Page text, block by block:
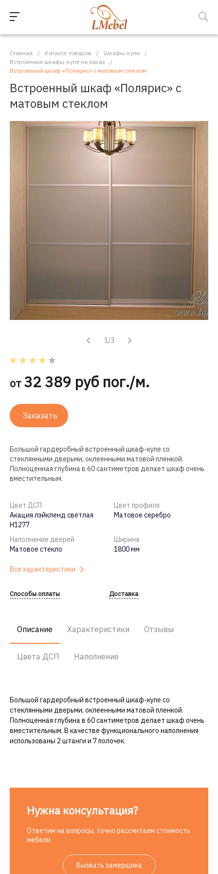
Главная / Каталог товаров / Шкафы-купе
/
Встроенные шкафы-купе на заказ
/
Встроенный шкаф «Полярис» с матовым стеклом
Встроенный шкаф «Полярис» с
матовым стеклом
1/3
от 32 389 руб пог./м.
Заказать
Большой гардеробный встроенный шкаф-купе со
стеклянными дверьми, оклеенными матовой пленкой.
Полноценная глубина в 60 сантиметров делает шкаф очень
вместительным.
Цвет ДСП
Акация лэйкленд светлая
Н1277
Цвет профиля
Матовое серебро
Наполнение дверей
Матовое стекло
Ширина
1800 мм
Все характеристики
Способы оплаты Доставка
Описание Характеристики Отзывы
Цвета ДСП Наполнение
Большой гардеробный встроенный шкаф-купе со
стеклянными дверьми, оклеенными матовой пленкой.
Полноценная глубина в 60 сантиметров делает шкаф очень
вместительным. В качестве функционального наполнения
использованы 2 штанги и 7 полочек.
Нужна консультация?
Ответим на вопросы, точно рассчитаем стоимость
мебели
Вызвать замерщика